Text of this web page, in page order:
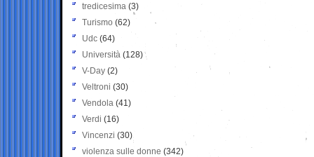
tredicesima (3)
Turismo (62)
Udc (64)
Università (128)
V-Day (2)
Veltroni (30)
Vendola (41)
Verdi (16)
Vincenzi (30)
violenza sulle donne (342)